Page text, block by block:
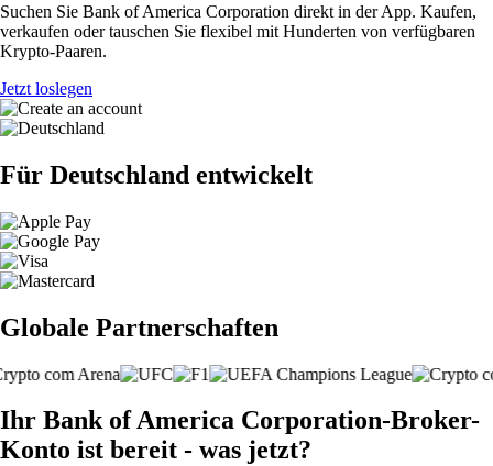
Suchen Sie Bank of America Corporation direkt in der App. Kaufen,
verkaufen oder tauschen Sie flexibel mit Hunderten von verfügbaren
Krypto-Paaren.
Jetzt loslegen
Für Deutschland entwickelt
Globale Partnerschaften
Ihr Bank of America Corporation-Broker-
Konto ist bereit - was jetzt?